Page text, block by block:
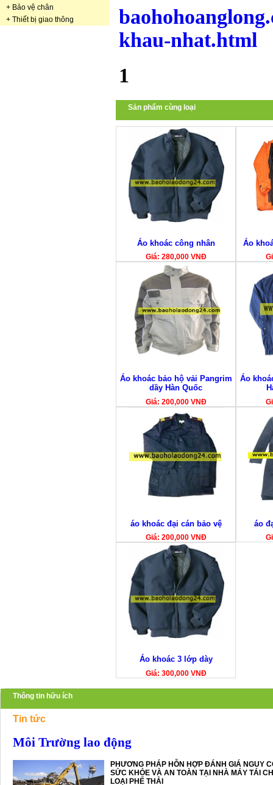
+ Bảo vệ chân
+ Thiết bị giao thông
khau-nhat.html
1
Sản phẩm cùng loại
Áo khoác công nhân
Giá: 280,000 VNĐ
Áo
Áo khoác bảo hộ vải Pangrim
dầy Hàn Quốc
Giá: 200,000 VNĐ
Áo
áo khoác đại cán bảo vệ
Giá: 200,000 VNĐ
áo
Áo khoác 3 lớp dày
Giá: 300,000 VNĐ
Thông tin hữu ích
Tin tức
Môi Trường lao động
PHƯƠNG PHÁP HỖN HỢP ĐÁNH GIÁ NGUY
SỨC KHỎE VÀ AN TOÀN TẠI NHÀ MÁY TÁI
LOẠI PHẾ THẢI